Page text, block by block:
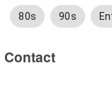
80s 90s
Contact